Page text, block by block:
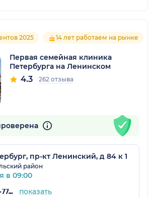
2025 14 лет работаем на рынке
Первая семейная клиника
Петербурга на Ленинском
4.3 262 отзыва
пр-кт Ленинский, д 84 к 1
район
в 09:00
+7 (812) 200-77-54 показать